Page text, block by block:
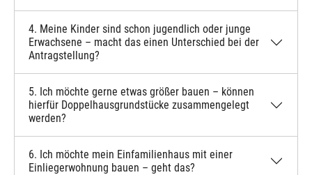
4. Meine Kinder sind schon jugendlich oder junge
Erwachsene – macht das einen Unterschied bei der
Antragstellung?
5. Ich möchte gerne etwas größer bauen – können
hierfür Doppelhausgrundstücke zusammengelegt
werden?
6. Ich möchte mein Einfamilienhaus mit einer
Einliegerwohnung bauen – geht das?